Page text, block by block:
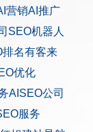
营销AI推广
SEO机器人
名有客来
优化
AISEO公司
服务